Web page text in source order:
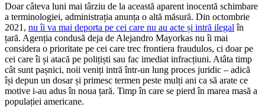
Doar câteva luni mai târziu de la această aparent inocentă schimbare
a terminologiei, administrația anunța o altă măsură. Din octombrie
2021, nu îi va mai deporta pe cei care nu au acte și intră ilegal în
țară. Agenția condusă deja de Alejandro Mayorkas nu îi mai
considera o prioritate pe cei care trec frontiera fraudulos, ci doar pe
cei care îi și atacă pe polițiști sau fac imediat infracțiuni. Atâta timp
cât sunt pașnici, noii veniți intră într-un lung proces juridic – adică
își depun un dosar și primesc termen peste mulți ani ca să arate ce
motive i-au adus în noua țară. Timp în care se pierd în marea masă a
populației americane.